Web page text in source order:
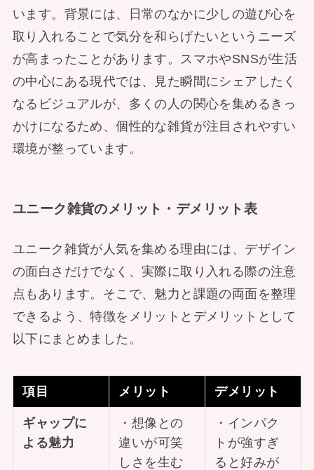
います。背景には、日常のなかに少しの遊び心を
取り入れることで気分を和らげたいというニーズ
が高まったことがあります。スマホやSNSが生活
の中心にある現代では、見た瞬間にシェアしたく
なるビジュアルが、多くの人の関心を集めるきっ
かけになるため、個性的な雑貨が注目されやすい
環境が整っています。
ユニーク雑貨のメリット・デメリット表
ユニーク雑貨が人気を集める理由には、デザイン
の面白さだけでなく、実際に取り入れる際の注意
点もあります。そこで、魅力と課題の両面を整理
できるよう、特徴をメリットとデメリットとして
以下にまとめました。
項目 メリット デメリット
ギャップに
よる魅力
・想像との
違いが可笑
しさを生む
・インパク
トが強すぎ
ると好みが